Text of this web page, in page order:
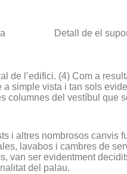
Detall de el
de l’edifici. (4) Com a
simple vista i tan sols
del vestíbul que
i altres nombrosos canvis
lavabos i cambres de
van ser evidentment
del palau.